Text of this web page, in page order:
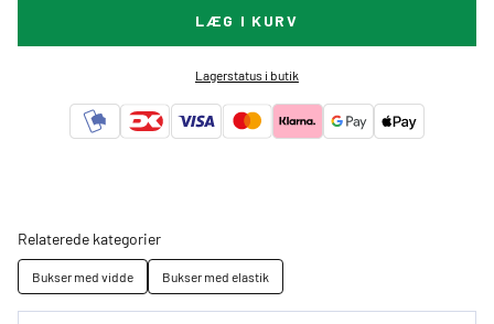
LÆG I KURV
Lagerstatus i butik
Relaterede kategorier
Bukser med vidde Bukser med elastik